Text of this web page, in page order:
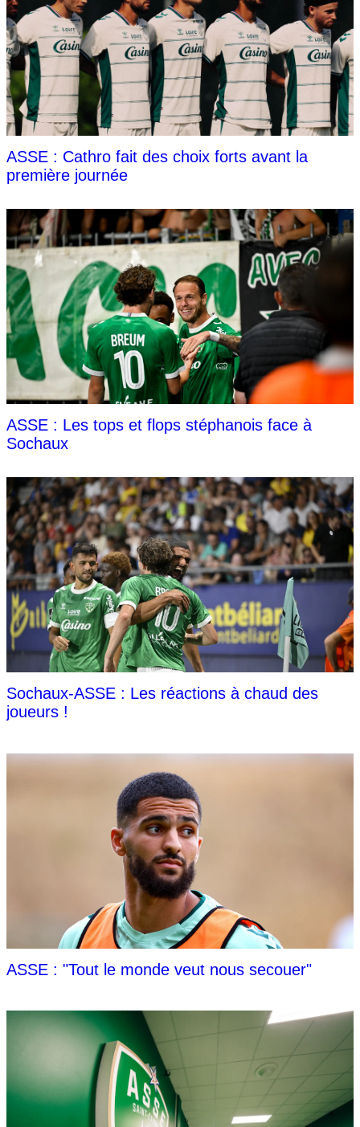
ASSE : Cathro fait des choix forts avant la
première journée
ASSE : Les tops et flops stéphanois face à
Sochaux
Sochaux-ASSE : Les réactions à chaud des
joueurs !
ASSE : "Tout le monde veut nous secouer"